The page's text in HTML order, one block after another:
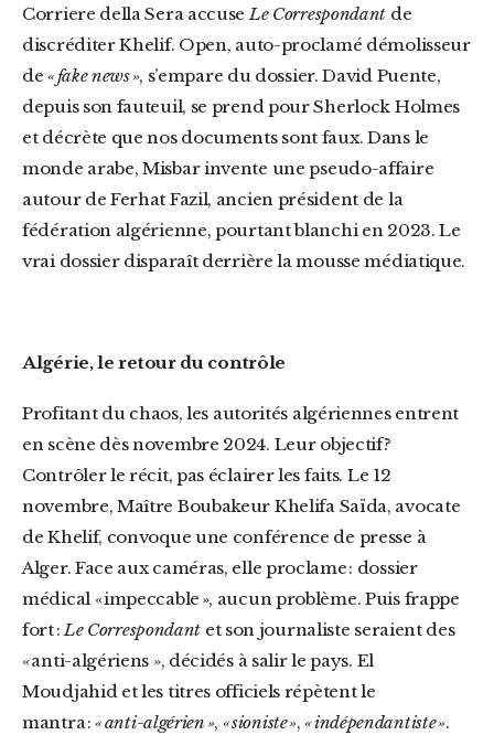
Corriere della Sera accuseLe Correspondant de
discréditer Khelif. Open, auto-proclamé démolisseur
de« fake news », s’empare du dossier. David Puente,
depuis son fauteuil, se prend pour Sherlock Holmes
et décrète que nos documents sont faux. Dans le
monde arabe, Misbar invente une pseudo-affaire
autour de Ferhat Fazil, ancien président de la
fédération algérienne, pourtant blanchi en 2023. Le
vrai dossier disparaît derrière la mousse médiatique.
Algérie, le retour du contrôle
Profitant du chaos, les autorités algériennes entrent
en scène dès novembre 2024. Leur objectif ?
Contrôler le récit, pas éclairer les faits. Le 12
novembre, Maître Boubakeur Khelifa Saïda, avocate
de Khelif, convoque une conférence de presse à
Alger. Face aux caméras, elle proclame : dossier
médical « impeccable », aucun problème. Puis frappe
fort :Le Correspondant et son journaliste seraient des
« anti-algériens », décidés à salir le pays. El
Moudjahid et les titres officiels répètent le
mantra :« anti-algérien », « sioniste »,« indépendantiste ».